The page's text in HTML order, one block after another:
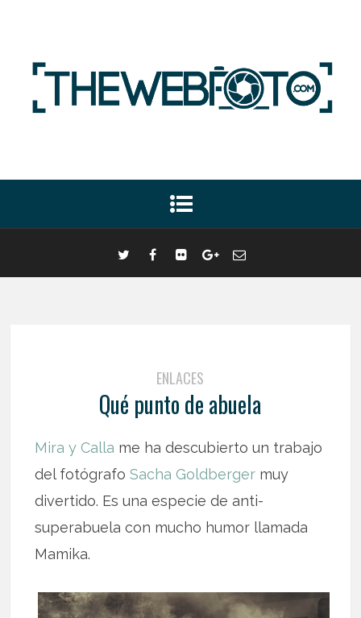
ENLACES
Qué punto de abuela
Mira y Calla me ha descubierto un trabajo
del fotógrafoSacha Goldberger muy
divertido. Es una especie de anti-
superabuela con mucho humor llamada
Mamika.